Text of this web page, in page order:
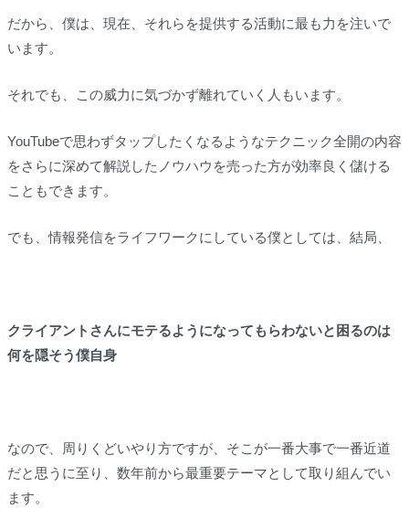
だから、僕は、現在、それらを提供する活動に最も力を注いで
います。
それでも、この威力に気づかず離れていく人もいます。
YouTubeで思わずタップしたくなるようなテクニック全開の内容
をさらに深めて解説したノウハウを売った方が効率良く儲ける
こともできます。
でも、情報発信をライフワークにしている僕としては、結局、
クライアントさんにモテるようになってもらわないと困るのは
何を隠そう僕自身
なので、周りくどいやり方ですが、そこが一番大事で一番近道
だと思うに至り、数年前から最重要テーマとして取り組んでい
ます。